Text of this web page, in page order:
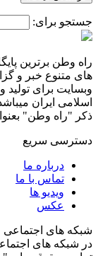
جستجو برای:
راه وطن برترین
های متنوع خبر و
وبسایت برای تولید
اسلامی ایران
ذکر "راه وطن"
دسترسی سریع
درباره ما
تماس با ما
ویدیو ها
عکس
شبکه های اجتماعی
در شبکه های